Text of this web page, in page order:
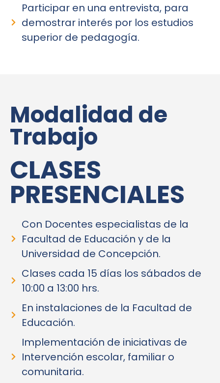
Participar en una entrevista, para
demostrar interés por los estudios
superior de pedagogía.
Modalidad de
Trabajo
CLASES
PRESENCIALES
Con Docentes especialistas de la
Facultad de Educación y de la
Universidad de Concepción.
Clases cada 15 días los sábados de
10:00 a 13:00 hrs.
En instalaciones de la Facultad de
Educación.
Implementación de iniciativas de
Intervención escolar, familiar o
comunitaria.